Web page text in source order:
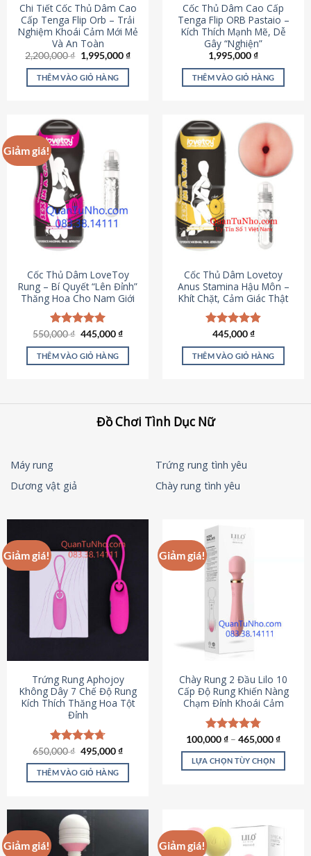
Chi Tiết Cốc Thủ Dâm Cao
Cấp Tenga Flip Orb – Trải
Nghiệm Khoái Cảm Mới Mẻ
Và An Toàn
2,200,000₫ Giá
gốc
là:
2,200,000 ₫.
1,995,000₫Giá
THÊM VÀO GIỎ HÀNG
Cốc Thủ Dâm Cao Cấp
Tenga Flip ORB Pastaio –
Kích Thích Mạnh Mẽ, Dễ
Gây “Nghiện”
1,995,000₫
THÊM VÀO GIỎ HÀNG
Giảm giá!
Cốc Thủ Dâm LoveToy
Rung – Bí Quyết “Lên Đỉnh”
Thăng Hoa Cho Nam Giới
Được xếp
hạng5.00
5 sao
550,000₫ Giá
là:
550,000 ₫.
445,000₫Giá
tại
THÊM VÀO GIỎ HÀNG
Cốc Thủ Dâm Lovetoy
Anus Stamina Hậu Môn –
Khít Chặt, Cảm Giác Thật
Được xếp
hạng4.84
5 sao
445,000₫
THÊM VÀO GIỎ HÀNG
Đồ Chơi Tình Dục Nữ
Máy rung
Trứng rung tình yêu
Dương vật giả
Chày rung tình yêu
Giảm giá!
Trứng Rung Aphojoy
Không Dây 7 Chế Độ Rung
Kích Thích Thăng Hoa Tột
Đỉnh
Được xếp
hạng4.72
5 sao
650,000₫ Giá
là:
650,000 ₫.
495,000₫Giá
tại
495,000 ₫.
THÊM VÀO GIỎ HÀNG
Giảm giá!
Chày Rung 2 Đầu Lilo 10
Cấp Độ Rung Khiến Nàng
Chạm Đỉnh Khoái Cảm
Được xếp
hạng4.80
5 sao
100,000₫ – 465,000₫
LỰA CHỌN TÙY CHỌN
nhiều
biến
Giảm giá! Giảm giá!